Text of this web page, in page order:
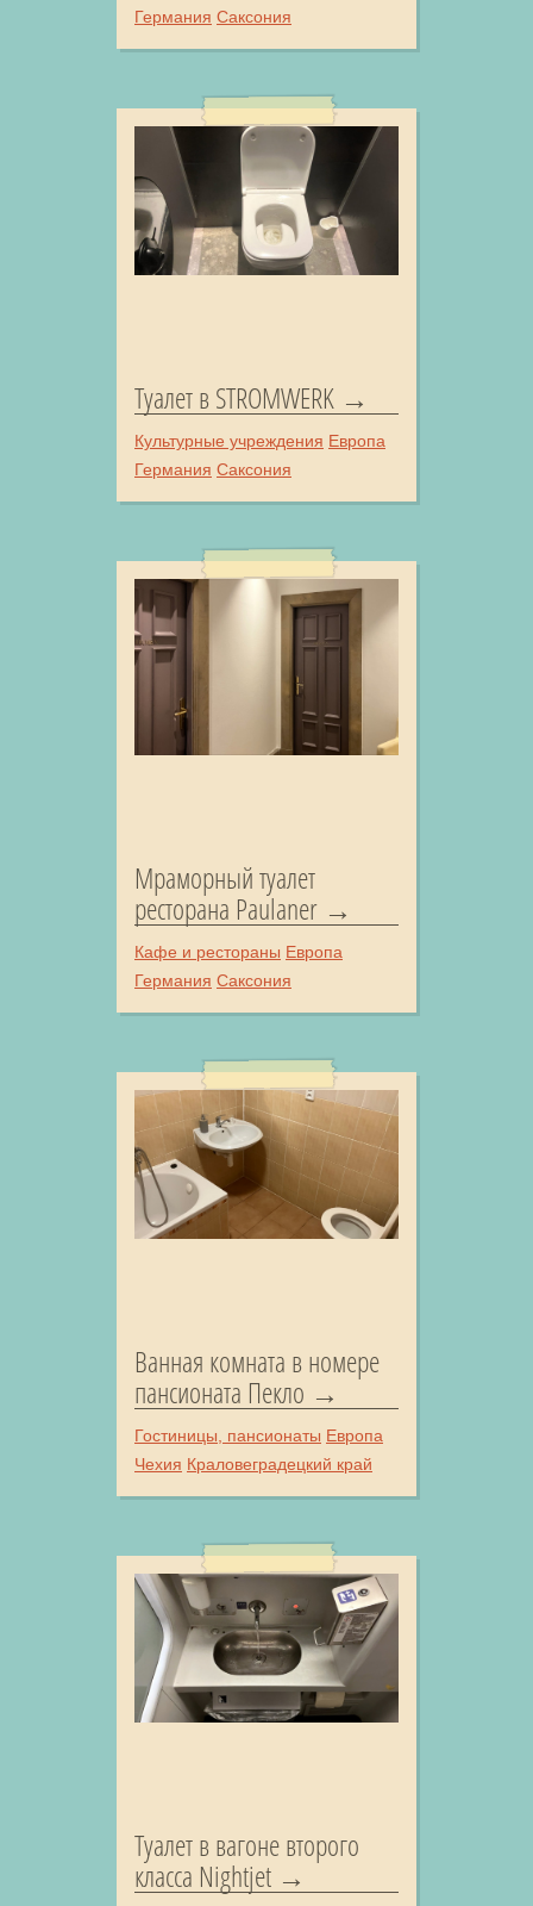
Германия Саксония
Туалет в STROMWERK
Культурные учреждения Европа
Германия Саксония
Мраморный туалет
ресторана Paulaner
Кафе и рестораны Европа
Германия Саксония
Ванная комната в номере
пансионата Пекло
Гостиницы, пансионаты Европа
Чехия Краловеградецкий край
Туалет в вагоне второго
класса Nightjet